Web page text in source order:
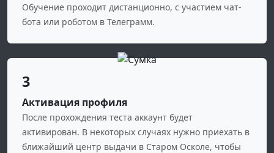
Обучение проходит дистанционно, с участием чат-
бота или роботом в Телеграмм.
3
Активация профиля
После прохождения теста аккаунт будет
активирован. В некоторых случаях нужно приехать в
ближайший центр выдачи в Старом Осколе, чтобы